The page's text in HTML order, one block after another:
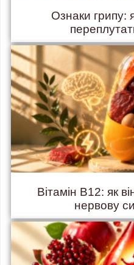
Ознаки грипу:
Вітамін B12: як
нервову